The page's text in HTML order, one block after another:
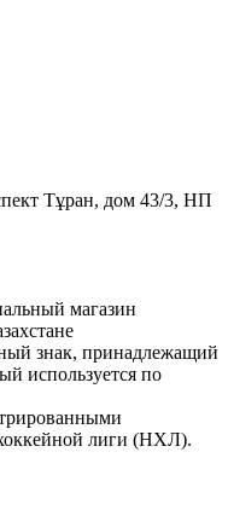
Тұран, дом 43/3, НП
магазин
знак, принадлежащий
используется по
лиги (НХЛ).